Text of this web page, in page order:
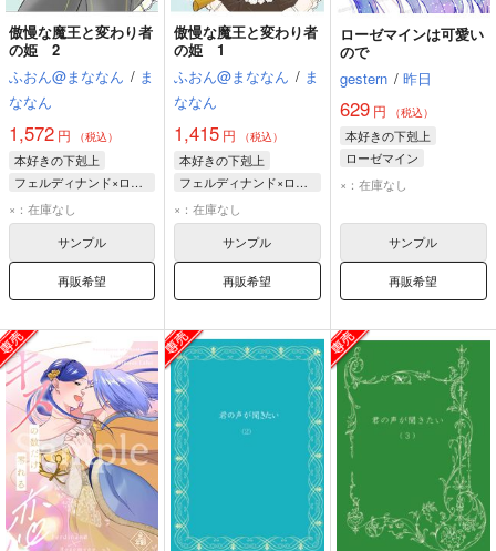
傲慢な魔王と変わり者
の姫 2
ふおん@まななん / ま
ななん
1,572 円 （税込）
本好きの下剋上
フェルディナンド×ローゼマイン
フェルディナンド
ローゼマイン
×：在庫なし
サンプル
再販希望
傲慢な魔王と変わり者
の姫 1
ふおん@まななん / ま
ななん
1,415 円 （税込）
本好きの下剋上
フェルディナンド×ローゼマイン
フェルディナンド
ローゼマイン
×：在庫なし
サンプル
再販希望
ローゼマインは可愛い
ので
gestern / 昨日
629円 （税込）
本好きの下剋上
ローゼマイン
エルヴィーラ
×：在庫なし
サンプル
再販希望